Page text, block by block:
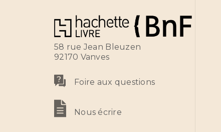
58 rue Jean Bleuzen
92170 Vanves
Foire aux questions
Nous écrire